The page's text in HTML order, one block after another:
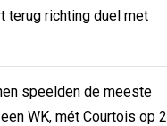
terug richting duel met
speelden de meeste
WK, mét Courtois op 2